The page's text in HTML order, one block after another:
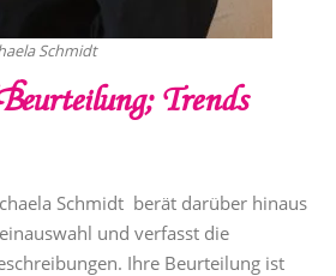
Schmidt
Trends
Schmidt berät darüber hinaus
und verfasst die
Ihre Beurteilung ist